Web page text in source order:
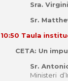
Sra.
Sr.
10:50 Taula
CETA: Un
Sr.
Ministeri